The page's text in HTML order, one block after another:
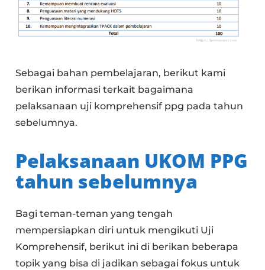
Sebagai bahan pembelajaran, berikut kami
berikan informasi terkait bagaimana
pelaksanaan uji komprehensif ppg pada tahun
sebelumnya.
Pelaksanaan UKOM PPG
tahun sebelumnya
Bagi teman-teman yang tengah
mempersiapkan diri untuk mengikuti Uji
Komprehensif, berikut ini di berikan beberapa
topik yang bisa di jadikan sebagai fokus untuk